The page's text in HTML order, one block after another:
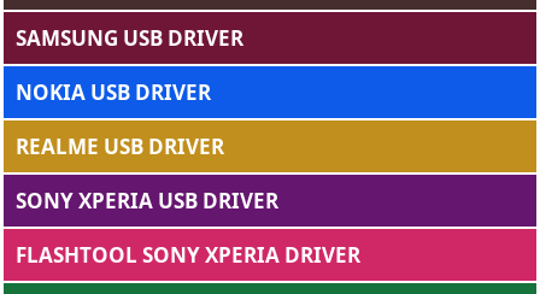
SAMSUNG USB DRIVER
NOKIA USB DRIVER
REALME USB DRIVER
SONY XPERIA USB DRIVER
FLASHTOOL SONY XPERIA DRIVER